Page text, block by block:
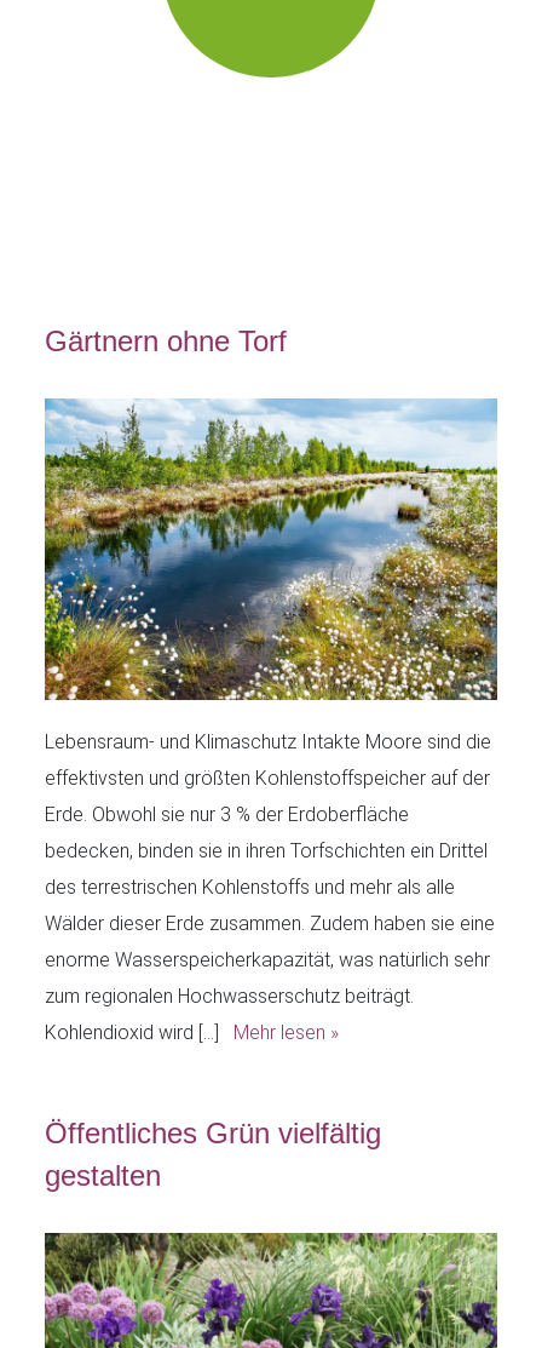
Gärtnern ohne Torf
Lebensraum- und Klimaschutz Intakte Moore sind die
effektivsten und größten Kohlenstoffspeicher auf der
Erde. Obwohl sie nur 3 % der Erdoberfläche
bedecken, binden sie in ihren Torfschichten ein Drittel
des terrestrischen Kohlenstoffs und mehr als alle
Wälder dieser Erde zusammen. Zudem haben sie eine
enorme Wasserspeicherkapazität, was natürlich sehr
zum regionalen Hochwasserschutz beiträgt.
Kohlendioxid wird […] Mehr lesen »
Öffentliches Grün vielfältig
gestalten